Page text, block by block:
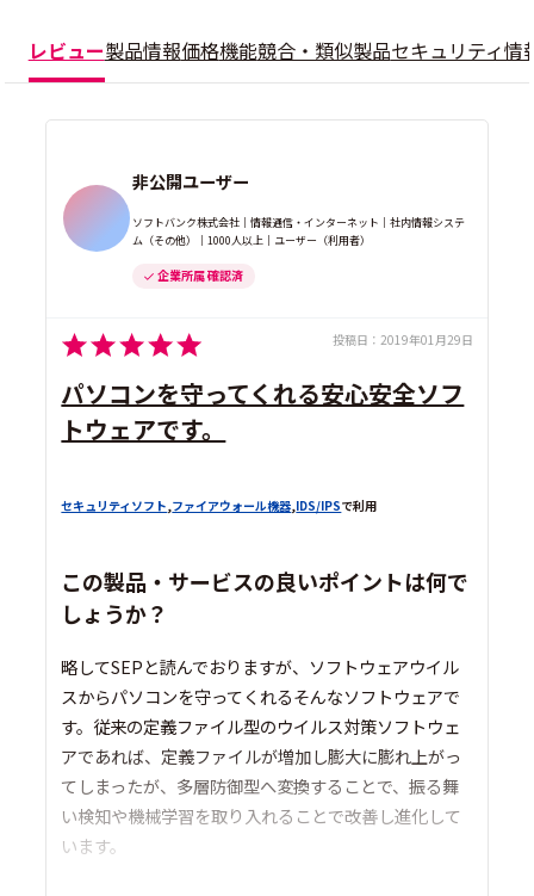
レビュー製品情報価格機能競合・類似製品セキュリティ情
非公開ユーザー
ソフトバンク株式会社｜情報通信・インターネット｜社内情報システ
ム（その他）｜1000人以上｜ユーザー（利用者）
企業所属 確認済
投稿日： 2019年01月29日
パソコンを守ってくれる安心安全ソフ
トウェアです。
セキュリティソフト ,ファイアウォール機器,IDS/IPSで利用
この製品・サービスの良いポイントは何で
しょうか？
略してSEPと読んでおりますが、ソフトウェアウイル
スからパソコンを守ってくれるそんなソフトウェアで
す。従来の定義ファイル型のウイルス対策ソフトウェ
アであれば、定義ファイルが増加し膨大に膨れ上がっ
てしまったが、多層防御型へ変換することで、振る舞
い検知や機械学習を取り入れることで改善し進化して
います。